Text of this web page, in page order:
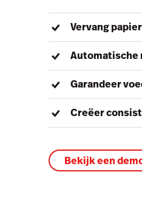
Vervang
Automatische
Garandeer
Creëer
Bekijk een